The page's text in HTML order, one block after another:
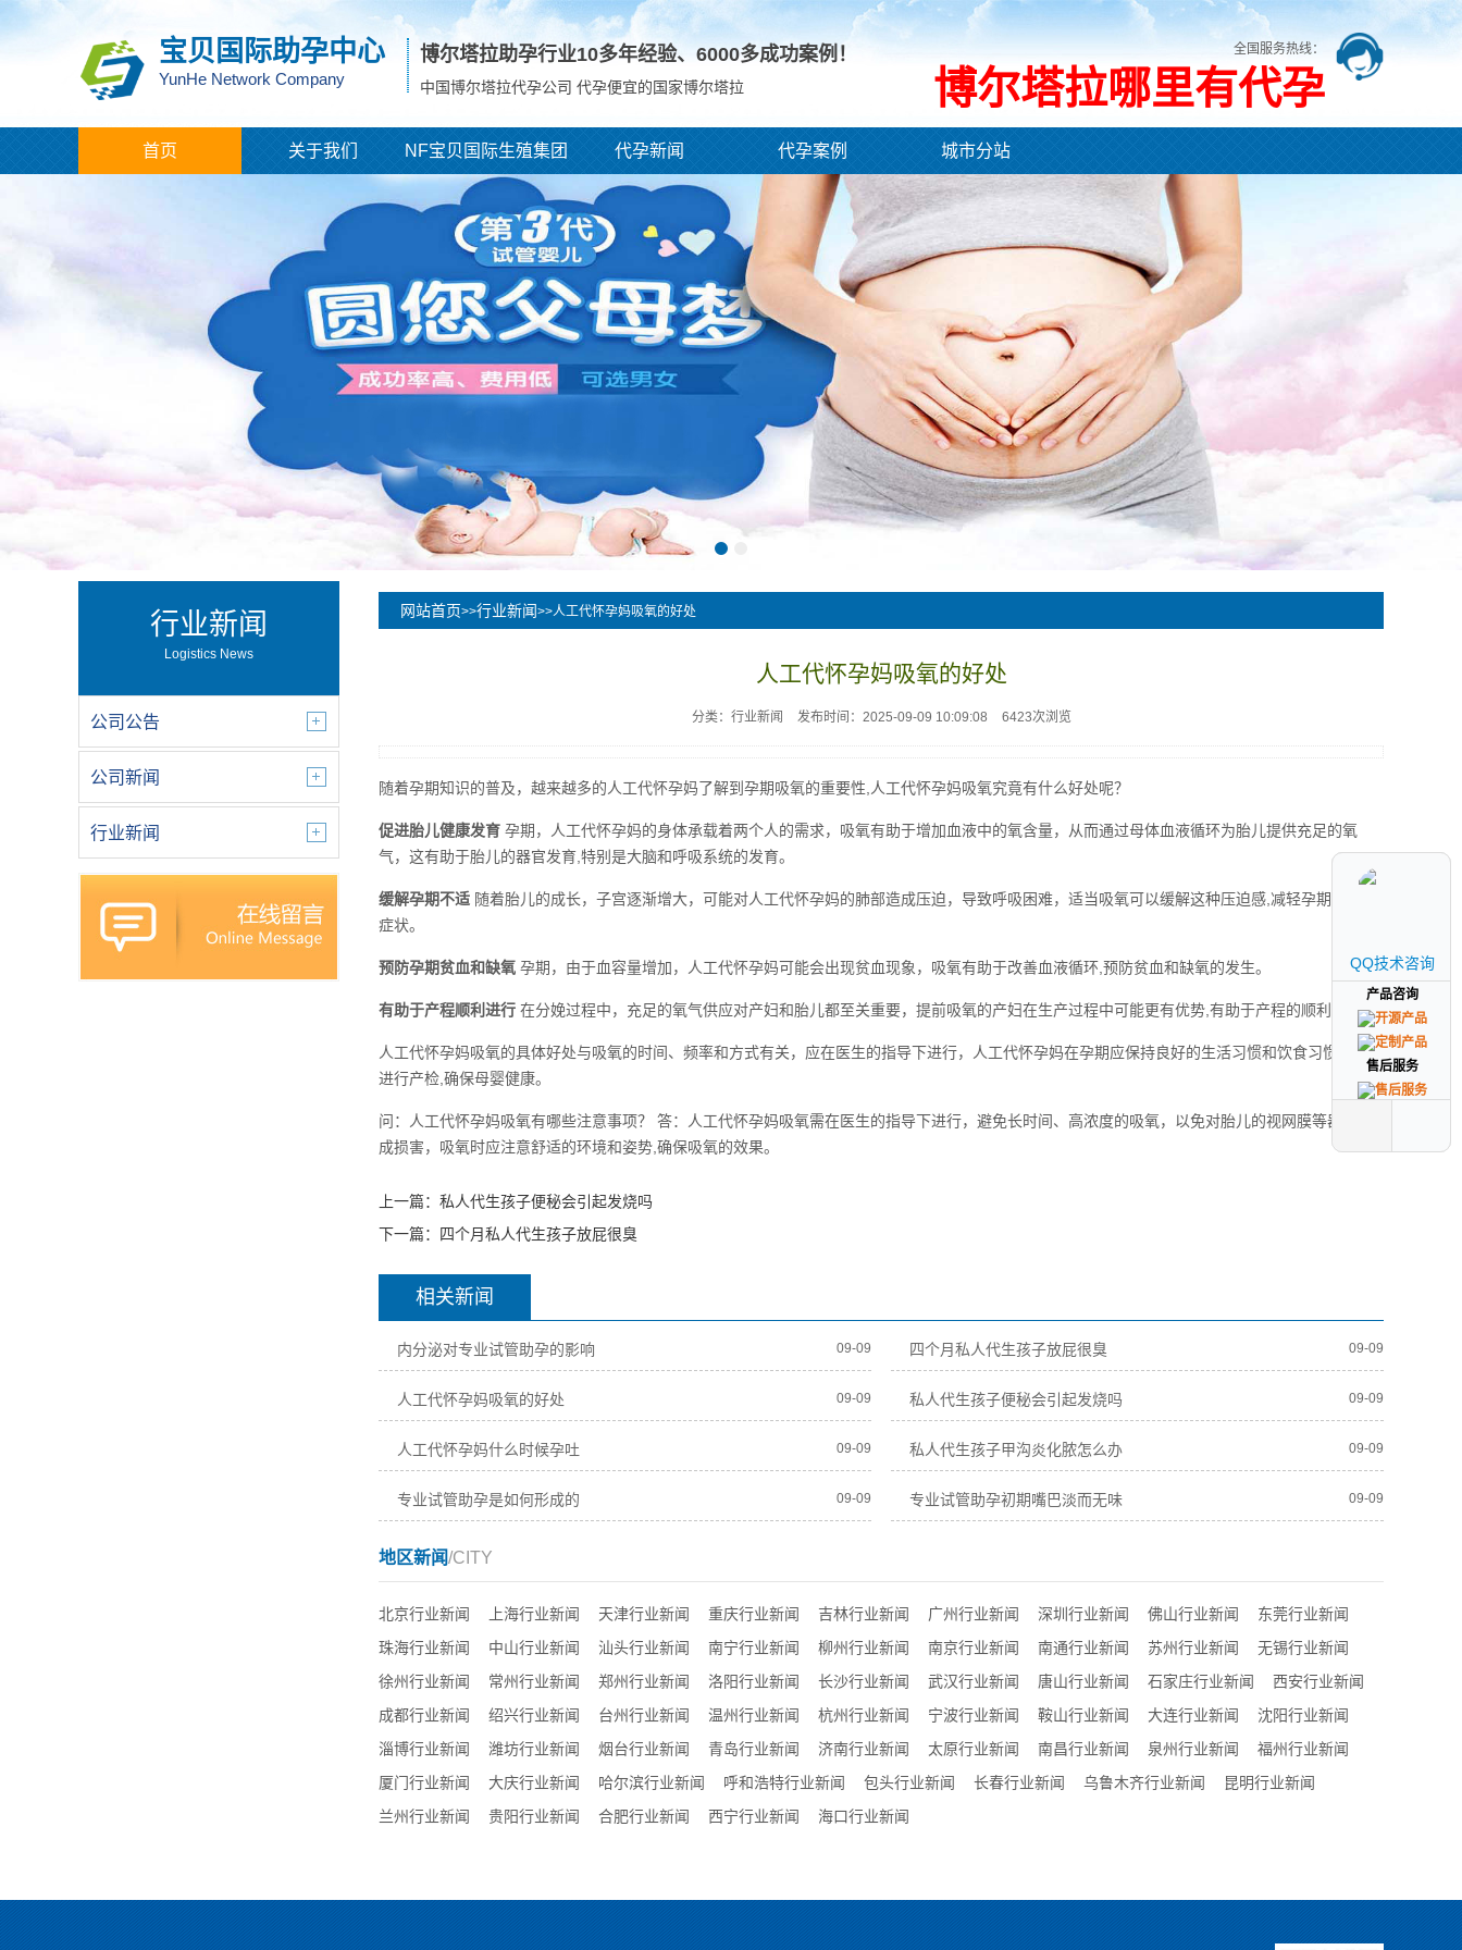
宝贝国际助孕中心
YunHe Network Company
博尔塔拉助孕行业10多年经验、 6000多成功案例！
中国博尔塔拉代孕公司 代孕便宜的国家博尔塔拉
全国服务热线：
博尔塔拉哪里有代孕
首页 关于我们 NF宝贝国际生殖集团 代孕新闻 代孕案例 城市分站
行业新闻
Logistics News
公司公告
公司新闻
行业新闻
网站首页>>行业新闻>>人工代怀孕妈吸氧的好处
人工代怀孕妈吸氧的好处
分类：行业新闻 发布时间：2025-09-09 10:09:08 6423次浏览
随着孕期知识的普及，越来越多的人工代怀孕妈了解到孕期吸氧的重要性,人工代怀孕妈吸氧究竟有什么好处呢？
促进胎儿健康发育 孕期，人工代怀孕妈的身体承载着两个人的需求，吸氧有助于增加血液中的氧含量，从而通过母体血液循环为胎儿提供充足的氧
气，这有助于胎儿的器官发育,特别是大脑和呼吸系统的发育。
缓解孕期不适 随着胎儿的成长，子宫逐渐增大，可能对人工代怀孕妈的肺部造成压迫，导致呼吸困难，适当吸氧可以缓解这种压迫感,减轻孕期的不适
症状。
预防孕期贫血和缺氧 孕期，由于血容量增加，人工代怀孕妈可能会出现贫血现象，吸氧有助于改善血液循环,预防贫血和缺氧的发生。
有助于产程顺利进行 在分娩过程中，充足的氧气供应对产妇和胎儿都至关重要，提前吸氧的产妇在生产过程中可能更有优势,有助于产程的顺利进行。
人工代怀孕妈吸氧的具体好处与吸氧的时间、频率和方式有关，应在医生的指导下进行，人工代怀孕妈在孕期应保持良好的生活习惯和饮食习惯，定期
进行产检,确保母婴健康。
问：人工代怀孕妈吸氧有哪些注意事项？ 答：人工代怀孕妈吸氧需在医生的指导下进行，避免长时间、高浓度的吸氧，以免对胎儿的视网膜等器官造
成损害，吸氧时应注意舒适的环境和姿势,确保吸氧的效果。
上一篇： 私人代生孩子便秘会引起发烧吗
下一篇：
四个月私人代生孩子放屁很臭
相关新闻
内分泌对专业试管助孕的影响 09-09 四个月私人代生孩子放屁很臭 09-09
人工代怀孕妈吸氧的好处 09-09 私人代生孩子便秘会引起发烧吗 09-09
人工代怀孕妈什么时候孕吐 09-09 私人代生孩子甲沟炎化脓怎么办 09-09
专业试管助孕是如何形成的 09-09 专业试管助孕初期嘴巴淡而无味 09-09
地区新闻/CITY
北京行业新闻 上海行业新闻 天津行业新闻 重庆行业新闻 吉林行业新闻 广州行业新闻 深圳行业新闻 佛山行业新闻
东莞行业新闻
珠海行业新闻
中山行业新闻 汕头行业新闻 南宁行业新闻 柳州行业新闻 南京行业新闻 南通行业新闻 苏州行业新闻
无锡行业新闻
徐州行业新闻
常州行业新闻 郑州行业新闻 洛阳行业新闻 长沙行业新闻 武汉行业新闻 唐山行业新闻 石家庄行业新闻
西安行业新闻
成都行业新闻
绍兴行业新闻 台州行业新闻 温州行业新闻 杭州行业新闻 宁波行业新闻 鞍山行业新闻 大连行业新闻
沈阳行业新闻
淄博行业新闻
潍坊行业新闻 烟台行业新闻 青岛行业新闻 济南行业新闻 太原行业新闻 南昌行业新闻 泉州行业新闻
福州行业新闻
厦门行业新闻
大庆行业新闻 哈尔滨行业新闻 呼和浩特行业新闻 包头行业新闻 长春行业新闻 乌鲁木齐行业新闻
昆明行业新闻
兰州行业新闻
贵阳行业新闻 合肥行业新闻 西宁行业新闻 海口行业新闻
QQ技术咨询
产品咨询
售后服务
QQ技术咨询
产品咨询
售后服务